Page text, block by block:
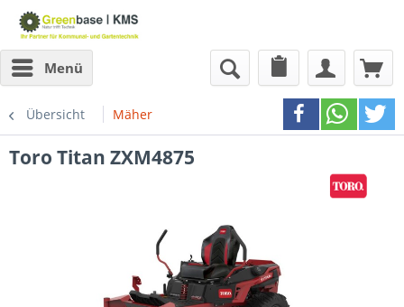
Menü
Übersicht Mäher
Toro Titan ZXM4875